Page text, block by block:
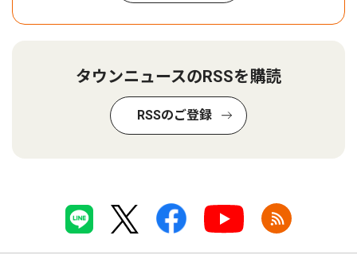
タウンニュースのRSSを購読
RSSのご登録